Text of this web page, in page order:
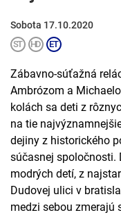
Sobota 17.10.2020
Zábavno-súťažná
Ambrózom a
kolách sa deti z
na tie
dejiny z historického
súčasnej spoločnosti.
modrých detí, z
Dudovej ulici v
medzi sebou